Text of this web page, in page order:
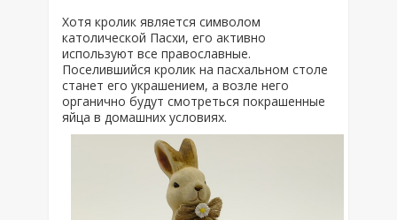
Хотя кролик является символом
католической Пасхи, его активно
используют все православные.
Поселившийся кролик на пасхальном столе
станет его украшением, а возле него
органично будут смотреться покрашенные
яйца в домашних условиях.